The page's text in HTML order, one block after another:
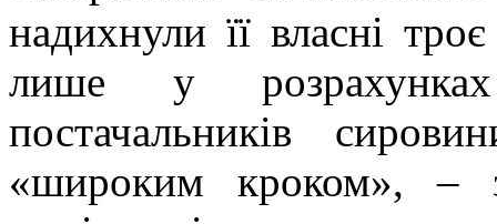
надихнули її власні
лише у розрахунках
постачальників
«широким кроком», –